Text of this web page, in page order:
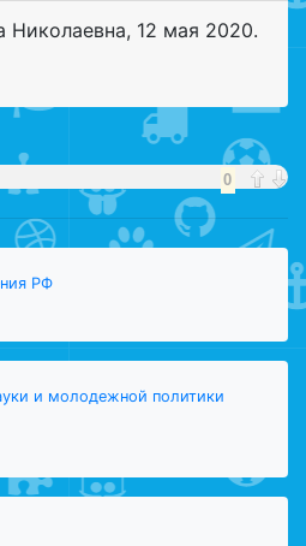
Николаевна, 12 мая 2020.
0
РФ
и молодежной политики